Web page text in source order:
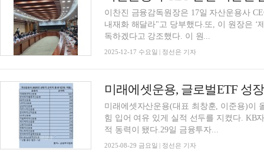
이찬진 금융감독원장은 17일 자산운용사
내재화 해달라"고 당부했다.또, 이 원장은 ‘
독하겠다고 강조했다. 이 원...
2025-12-17 수요일 | 정선은 기자
미래에셋자산운용(대표 최창훈, 이준용)이
힘 입어 여유 있게 실적 선두를 지켰다. KB
적 동력이 됐다.29일 금융투자...
2025-08-29 금요일 | 정선은 기자